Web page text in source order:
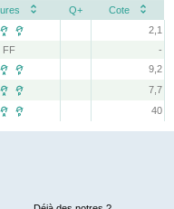
Q+
Cote
 
2,1
FF
-
 
9,2
 
7,7
  40